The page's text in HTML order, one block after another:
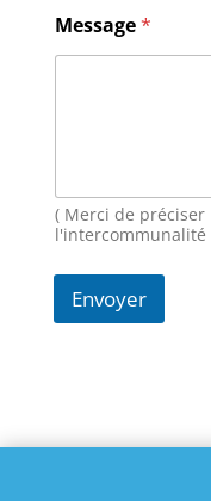
e
E
-
o
m
Message*
( Merci de préciser
l'intercommunalité
Envoyer